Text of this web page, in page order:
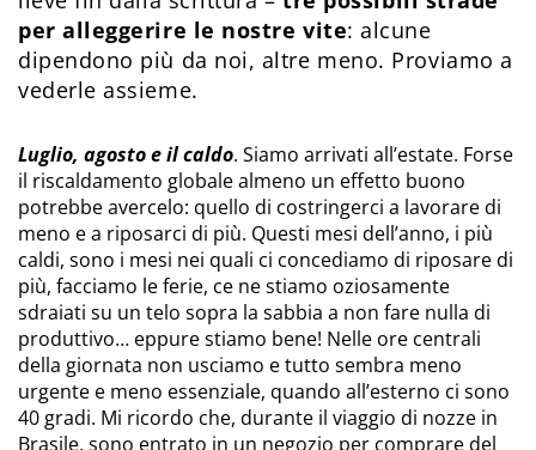
per alleggerire le nostre vite: alcune
dipendono più da noi, altre meno. Proviamo a
vederle assieme.
Luglio, agosto e il caldo. Siamo arrivati all’estate. Forse
il riscaldamento globale almeno un effetto buono
potrebbe avercelo: quello di costringerci a lavorare di
meno e a riposarci di più. Questi mesi dell’anno, i più
caldi, sono i mesi nei quali ci concediamo di riposare di
più, facciamo le ferie, ce ne stiamo oziosamente
sdraiati su un telo sopra la sabbia a non fare nulla di
produttivo… eppure stiamo bene! Nelle ore centrali
della giornata non usciamo e tutto sembra meno
urgente e meno essenziale, quando all’esterno ci sono
40 gradi. Mi ricordo che, durante il viaggio di nozze in
Brasile, sono entrato in un negozio per comprare del